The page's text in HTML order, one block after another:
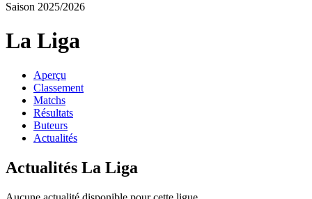
Saison 2025/2026
La Liga
Aperçu
Classement
Matchs
Résultats
Buteurs
Actualités
Actualités La Liga